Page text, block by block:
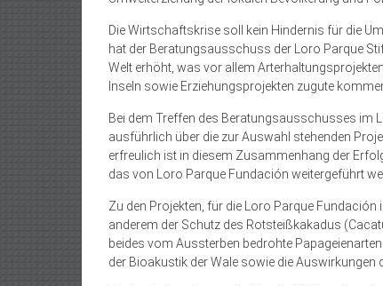
Die Wirtschaftskrise soll kein Hindernis für die
hat der Beratungsausschuss der Loro Parque
Welt erhöht, was vor allem
Inseln sowie Erziehungsprojekten zugute
Bei dem Treffen des Beratungsausschusses im
ausführlich über die zur Auswahl stehenden
erfreulich ist in diesem Zusammenhang der
das von Loro Parque Fundación weitergeführt
Zu den Projekten, für die Loro Parque
anderem der Schutz des Rotsteißkakadus
beides vom Aussterben bedrohte
der Bioakustik der Wale sowie die